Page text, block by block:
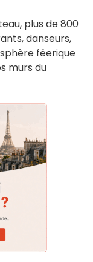
plus de 800
danseurs,
féerique
murs du